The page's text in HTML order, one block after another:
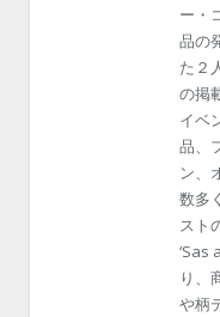
ー・
品の
た２
の掲
イベ
品、
ン、
数多
スト
‘Sas
り、
や柄